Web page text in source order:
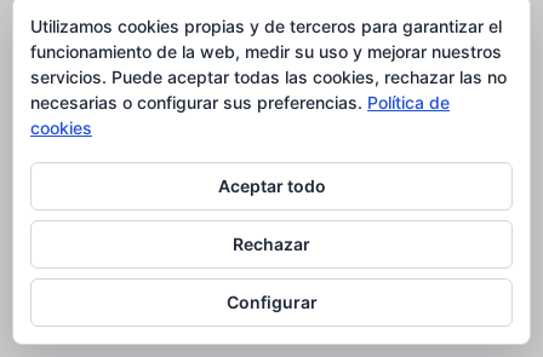
Utilizamos cookies propias y de terceros para garantizar el
funcionamiento de la web, medir su uso y mejorar nuestros
servicios. Puede aceptar todas las cookies, rechazar las no
necesarias o configurar sus preferencias. Política de
cookies
Aceptar todo
Rechazar
Configurar